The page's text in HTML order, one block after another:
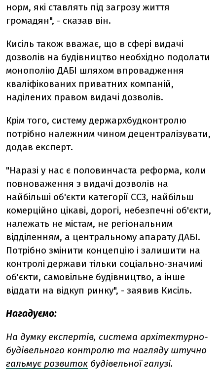
норм, які ставлять під загрозу життя
громадян", - сказав він.
Кисіль також вважає, що в сфері видачі
дозволів на будівництво необхідно подолати
монополію ДАБІ шляхом впровадження
кваліфікованих приватних компаній,
наділених правом видачі дозволів.
Крім того, систему держархбудконтролю
потрібно належним чином децентралізувати,
додав експерт.
"Наразі у нас є половинчаста реформа, коли
повноваження з видачі дозволів на
найбільші об'єкти категорії СС3, найбільш
комерційно цікаві, дорогі, небезпечні об'єкти,
належать не містам, не регіональним
відділенням, а центральному апарату ДАБІ.
Потрібно змінити концепцію і залишити на
контролі держави тільки соціально-значимі
об'єкти, самовільне будівництво, а інше
віддати на відкуп ринку", - заявив Кисіль.
Нагадуємо:
На думку експертів, система архітектурно-
будівельного контролю та нагляду штучно
гальмує розвиток будівельної галузі.